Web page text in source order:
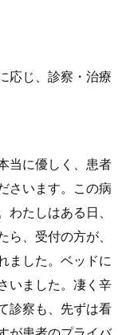
応じ、診察・治療
当に優しく、患者
さいます。この病
たしはある日、
、受付の方が、
ました。ベッドに
いました。凄く辛
診察も、先ずは看